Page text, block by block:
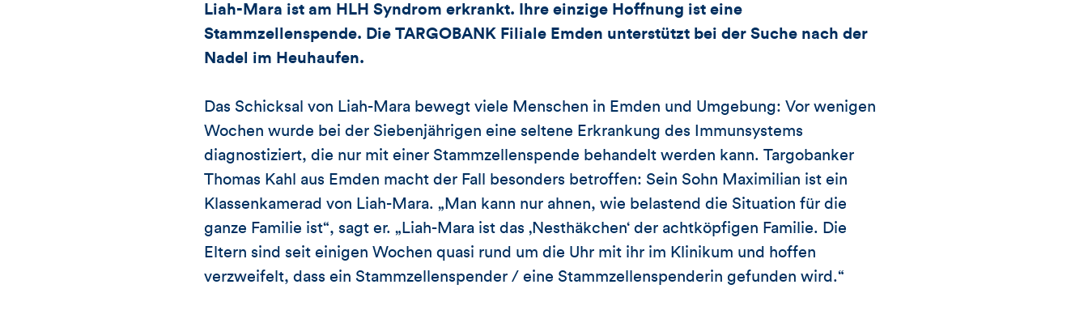
Kommentare
Artikels
Liah-Mara ist am HLH Syndrom erkrankt. Ihre einzige Hoffnung ist eine
Stammzellenspende. Die TARGOBANK Filiale Emden unterstützt bei der Suche nach der
Nadel im Heuhaufen.
Das Schicksal von Liah-Mara bewegt viele Menschen in Emden und Umgebung: Vor wenigen
Wochen wurde bei der Siebenjährigen eine seltene Erkrankung des Immunsystems
diagnostiziert, die nur mit einer Stammzellenspende behandelt werden kann. Targobanker
Thomas Kahl aus Emden macht der Fall besonders betroffen: Sein Sohn Maximilian ist ein
Klassenkamerad von Liah-Mara. „Man kann nur ahnen, wie belastend die Situation für die
ganze Familie ist“, sagt er. „Liah-Mara ist das ‚Nesthäkchen‘ der achtköpfigen Familie. Die
Eltern sind seit einigen Wochen quasi rund um die Uhr mit ihr im Klinikum und hoffen
verzweifelt, dass ein Stammzellenspender / eine Stammzellenspenderin gefunden wird.“